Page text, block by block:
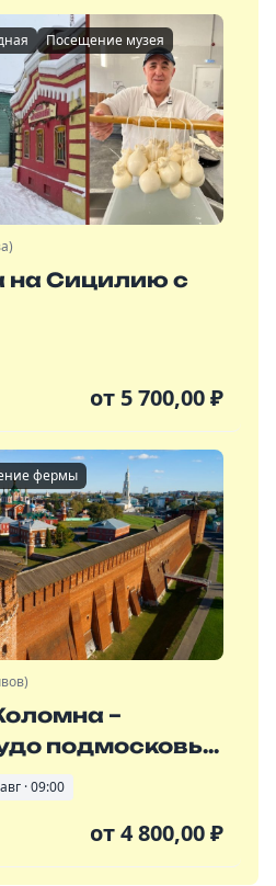
Посещение музея
на Сицилию с
от 5 700,00₽
фермы
–
подмосковь...
· 09:00
от4 800,00₽